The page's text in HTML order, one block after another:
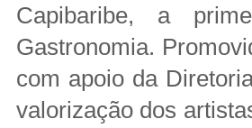
Capibaribe, a
Gastronomia.
com apoio da
valorização dos